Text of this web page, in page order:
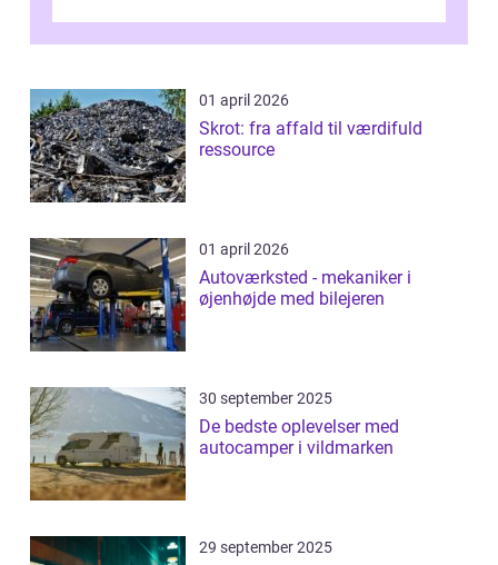
01 april 2026
Skrot: fra affald til værdifuld
ressource
01 april 2026
Autoværksted - mekaniker i
øjenhøjde med bilejeren
30 september 2025
De bedste oplevelser med
autocamper i vildmarken
29 september 2025